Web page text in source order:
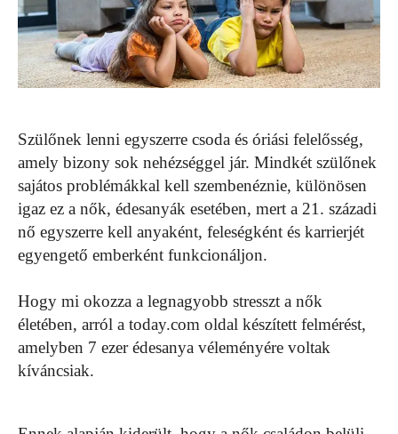
Szülőnek lenni egyszerre csoda és óriási felelősség,
amely bizony sok nehézséggel jár. Mindkét szülőnek
sajátos problémákkal kell szembenéznie, különösen
igaz ez a nők, édesanyák esetében, mert a 21. századi
nő egyszerre kell anyaként, feleségként és karrierjét
egyengető emberként funkcionáljon.
Hogy mi okozza a legnagyobb stresszt a nők
életében, arról a today.com oldal készített felmérést,
amelyben 7 ezer édesanya véleményére voltak
kíváncsiak.